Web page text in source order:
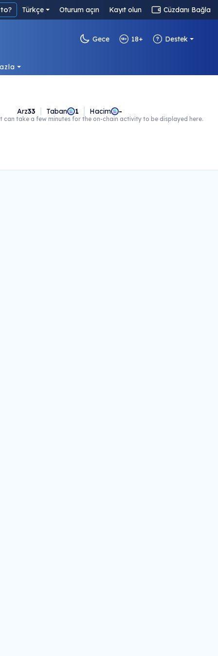
Türkçe Oturum açın Kayıt olun Cüzdanı Bağla
Gece 18+ Destek
Arz33 Taban 1 Hacim -
can take a few minutes for the on-chain activity to be displayed here.